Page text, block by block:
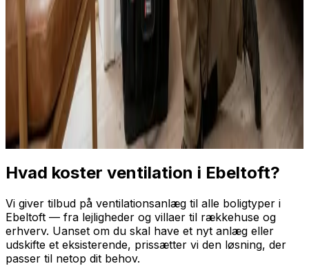
Professionel installation
Få tilbud nu
Ring 70 60 30 04
Hvad koster ventilation i Ebeltoft?
Vi giver tilbud på ventilationsanlæg til alle boligtyper i
Ebeltoft — fra lejligheder og villaer til rækkehuse og
erhverv. Uanset om du skal have et nyt anlæg eller
udskifte et eksisterende, prissætter vi den løsning, der
passer til netop dit behov.